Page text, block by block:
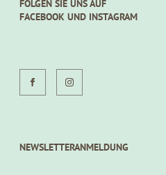
FOLGEN SIE UNS AUF
FACEBOOK UND INSTAGRAM
NEWSLETTERANMELDUNG